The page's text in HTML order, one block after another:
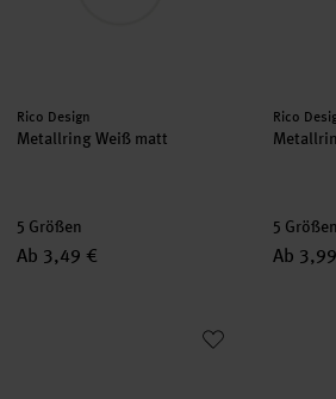
Hersteller:
Rico Design
Metallring Weiß matt
5 Größen
Ab 3,49 €
Rico
5 Größen
Ab
Holzständer für Metallringe 18x5x4cm